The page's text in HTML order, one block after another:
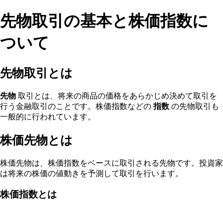
先物取引の基本と株価指数に
ついて
先物取引とは
先物 取引とは、将来の商品の価格をあらかじめ決めて取引を
行う金融取引のことです。株価指数などの指数 の先物取引も
一般的に行われています。
株価先物とは
株価先物は、株価指数をベースに取引される先物です。投資家
は将来の株価の値動きを予測して取引を行います。
株価指数とは